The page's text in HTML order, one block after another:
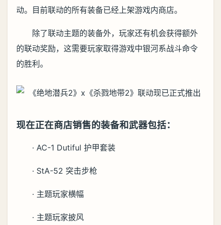
动。目前联动的所有装备已经上架游戏内商店。
除了联动主题的装备外，玩家还有机会获得额外
的联动奖励，这需要玩家取得游戏中银河系战斗命令
的胜利。
现在正在商店销售的装备和武器包括：
· AC-1 Dutiful 护甲套装
· StA-52 突击步枪
· 主题玩家横幅
· 主题玩家披风